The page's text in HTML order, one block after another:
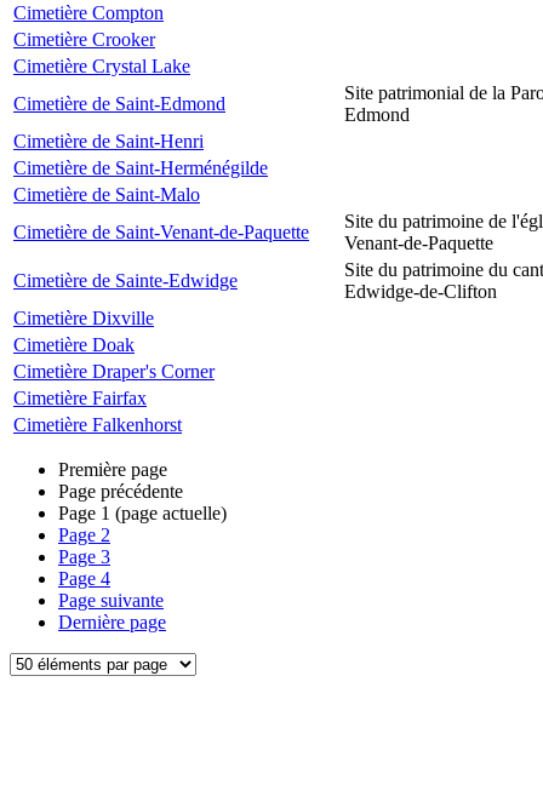
Cimetière Compton
Cimetière Crooker
Cimetière Crystal Lake
Cimetière de Saint-Edmond
Site patrimonial de la
Edmond
Cimetière de Saint-Henri
Cimetière de Saint-Herménégilde
Cimetière de Saint-Malo
Cimetière de Saint-Venant-de-Paquette
Site du patrimoine de
Venant-de-Paquette
Cimetière de Sainte-Edwidge
Site du patrimoine du
Edwidge-de-Clifton
Cimetière Dixville
Cimetière Doak
Cimetière Draper's Corner
Cimetière Fairfax
Cimetière Falkenhorst
Première page
Page précédente
Page 1 (page actuelle)
Page 2
Page 3
Page 4
Page suivante
Dernière page